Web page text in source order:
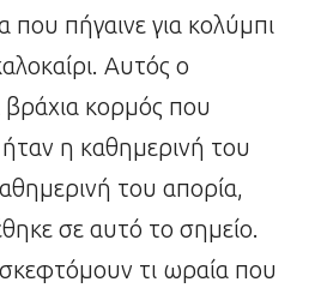
που πήγαινε για κολύμπι
Αυτός ο
κορμός που
η καθημερινή του
του απορία,
σε αυτό το σημείο.
τι ωραία που